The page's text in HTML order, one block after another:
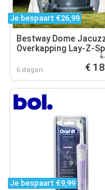
Je bespaart €26,99
Bestway Dome
Overkapping Lay-Z-
6 dagen
€
€
Je bespaart €9,99